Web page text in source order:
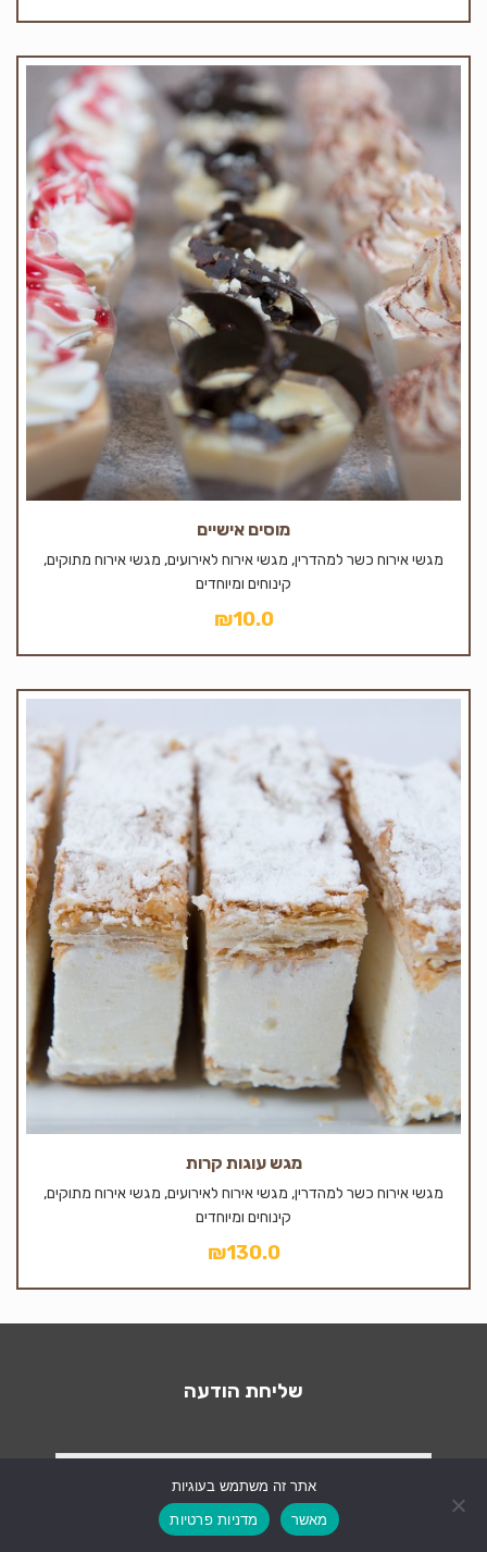
מוסים אישיים
מגשי אירוח כשר למהדרין, מגשי אירוח לאירועים, מגשי אירוח מתוקים,
קינוחים ומיוחדים
₪10.0
מגש עוגות קרות
מגשי אירוח כשר למהדרין, מגשי אירוח לאירועים, מגשי אירוח מתוקים,
קינוחים ומיוחדים
₪130.0
שליחת הודעה
אתר זה משתמש בעוגיות
מאשר
מדניות פרטיות
צרו קשר